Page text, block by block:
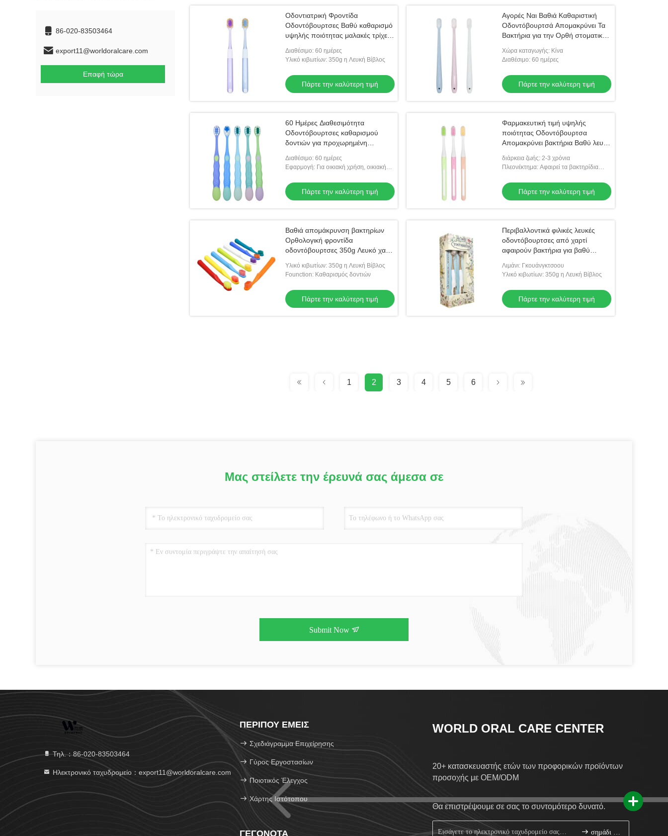
86-020-83503464
export11@worldoralcare.com
Επαφή τώρα
Οδοντιατρική Φροντίδα
Οδοντόβουρτσες Βαθύ καθαρισμό
υψηλής ποιότητας μαλακές τρίχες
Διαθέσιμο: 60 ημέρες
Υλικό κιβωτίων: 350g η Λευκή Βίβλος
Πάρτε την καλύτερη τιμή
Αγορές Ναι Βαθιά Καθαριστική
Οδοντόβουρτσά Απομακρύνει Τα
Βακτήρια για την Ορθή στοματική
Χώρα καταγωγής: Κίνα
Διαθέσιμο: 60 ημέρες
Πάρτε την καλύτερη τιμή
60 Ημέρες Διαθεσιμότητα
Οδοντόβουρτσες καθαρισμού
δοντιών για προχωρημένη
Διαθέσιμο: 60 ημέρες
Εφαρμογή: Για οικιακή χρήση, οικιακή
Πάρτε την καλύτερη τιμή
Φαρμακευτική τιμή υψηλής
ποιότητας Οδοντόβουρτσα
Απομακρύνει βακτήρια Βαθύ λευκό
οδοντόκρεμα
διάρκεια ζωής: 2-3 χρόνια
Πλεονέκτημα: Αφαιρεί τα βακτηρίδια
Πάρτε την καλύτερη τιμή
Βαθιά απομάκρυνση βακτηρίων
Ορθολογική φροντίδα
οδοντόβουρτσες 350g Λευκό χαρτί
Υλικό κιβωτίων: 350g η Λευκή Βίβλος
Founction: Καθαρισμός δοντιών
Πάρτε την καλύτερη τιμή
Περιβαλλοντικά φιλικές λευκές
οδοντόβουρτσες από χαρτί
αφαιρούν βακτήρια για βαθύ
Λιμάνι: Γκουάνγκτσοου
Υλικό κιβωτίων: 350g η Λευκή Βίβλος
Πάρτε την καλύτερη τιμή
1 2 3 4 5 6
Μας στείλετε την έρευνά σας άμεσα σε
Submit Now
Τηλ.：86-020-83503464
Ηλεκτρονικό ταχυδρομείο：export11@worldoralcare.com
ΠΕΡΊΠΟΥ ΕΜΕΊΣ
Σχεδιάγραμμα Επιχείρησης
Γύρος Εργοστασίων
Ποιοτικός Έλεγχος
Χάρτης Ιστότοπου
ΓΕΓΟΝΌΤΑ
WORLD ORAL CARE CENTER
20+ κατασκευαστής ετών των προφορικών προϊόντων
προσοχής με OEM/ODM
Θα επιστρέψουμε σε σας το συντομότερο δυνατό.
σημάδι επάνω